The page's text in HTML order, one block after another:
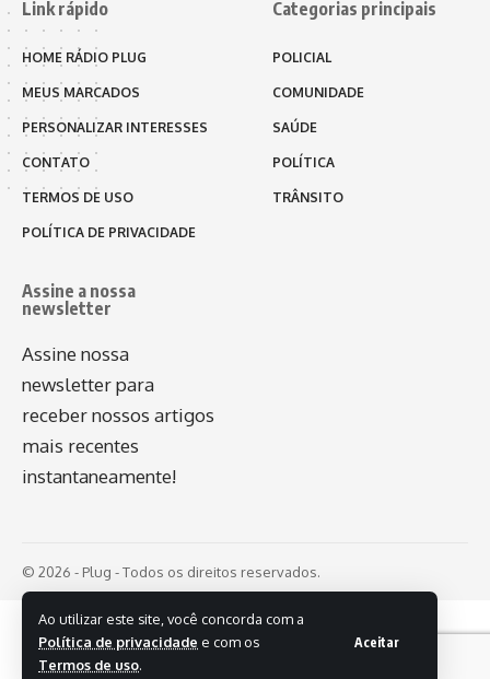
Ao utilizar este site, você concorda com a
Política de privacidade e com os
Termos de uso.
Aceitar
Link rápido
HOME RÁDIO PLUG
MEUS MARCADOS
PERSONALIZAR INTERESSES
CONTATO
TERMOS DE USO
POLÍTICA DE PRIVACIDADE
Categorias principais
POLICIAL
COMUNIDADE
SAÚDE
POLÍTICA
TRÂNSITO
Assine a nossa
newsletter
Assine nossa
newsletter para
receber nossos artigos
mais recentes
instantaneamente!
© 2026 - Plug - Todos os direitos reservados.